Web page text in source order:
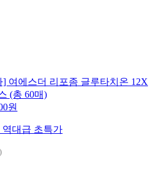
] 여에스더 리포좀 글루타치온 12X
(총 60매)
원
대급 초특가